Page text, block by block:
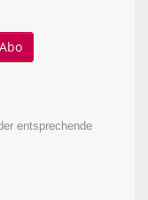
entsprechende